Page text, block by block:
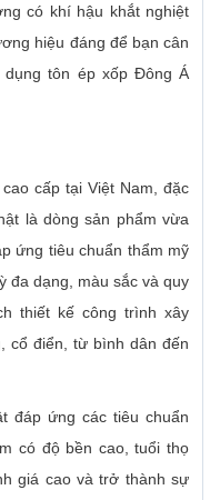
có khí hậu khắt nghiệt
hiệu đáng để bạn cân
tôn ép xốp Đông Á
cấp tại Việt Nam, đặc
là dòng sản phẩm vừa
ứng tiêu chuẩn thẩm mỹ
đa dạng, màu sắc và quy
thiết kế công trình xây
cổ điển, từ bình dân đến
đáp ứng các tiêu chuẩn
có độ bền cao, tuổi thọ
giá cao và trở thành sự